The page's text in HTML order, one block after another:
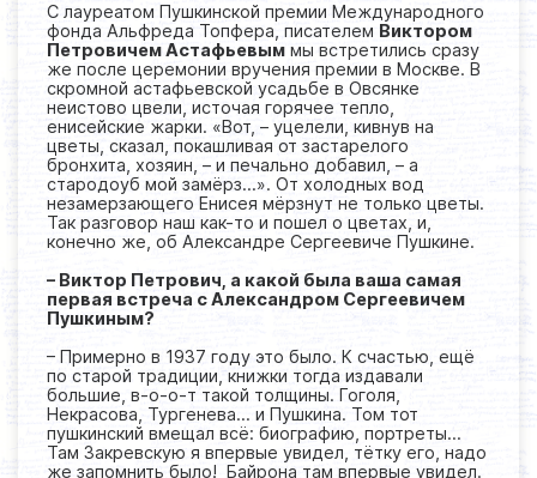
С лауреатом Пушкинской премии Международного
фонда Альфреда Топфера, писателем Виктором
Петровичем Астафьевым мы встретились сразу
же после церемонии вручения премии в Москве. В
скромной астафьевской усадьбе в Овсянке
неистово цвели, источая горячее тепло,
енисейские жарки. «Вот, – уцелели, кивнув на
цветы, сказал, покашливая от застарелого
бронхита, хозяин, – и печально добавил, – а
стародоуб мой замёрз...». От холодных вод
незамерзающего Енисея мёрзнут не только цветы.
Так разговор наш как-то и пошел о цветах, и,
конечно же, об Александре Сергеевиче Пушкине.
– Виктор Петрович, а какой была ваша самая
первая встреча с Александром Сергеевичем
Пушкиным?
– Примерно в 1937 году это было. К счастью, ещё
по старой традиции, книжки тогда издавали
большие, в-о-о-т такой толщины. Гоголя,
Некрасова, Тургенева… и Пушкина. Том тот
пушкинский вмещал всё: биографию, портреты…
Там Закревскую я впервые увидел, тётку его, надо
же запомнить было! Байрона там впервые увидел.